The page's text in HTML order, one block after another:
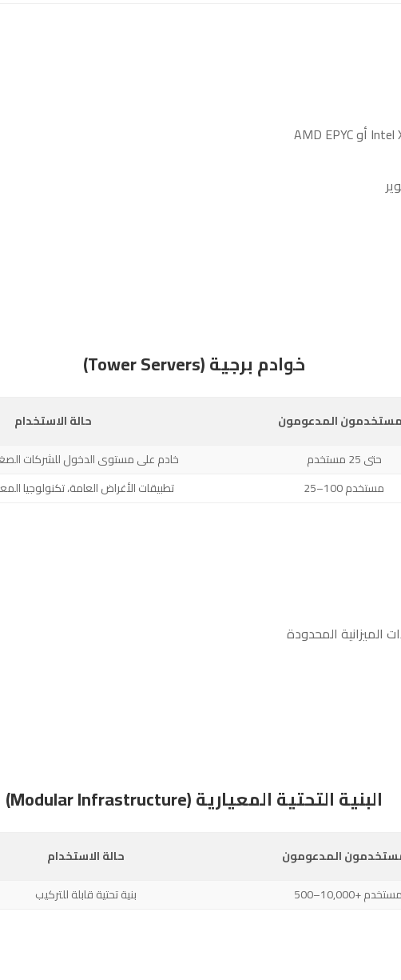
خوادم برجية (Tower Servers)
حالة الاستخدام المدعومون
خادم على مستوى الدخول للشركات حتى 25 مستخدم
تطبيقات الأغراض العامة، تكنولوجيا 25–100 مستخدم
الميزانية المحدودة
البنية التحتية المعيارية (Modular Infrastructure)
حالة الاستخدام المدعومون
بنية تحتية قابلة للتركيب 500–10,000+ مستخدم